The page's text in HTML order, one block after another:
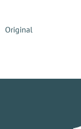
Original